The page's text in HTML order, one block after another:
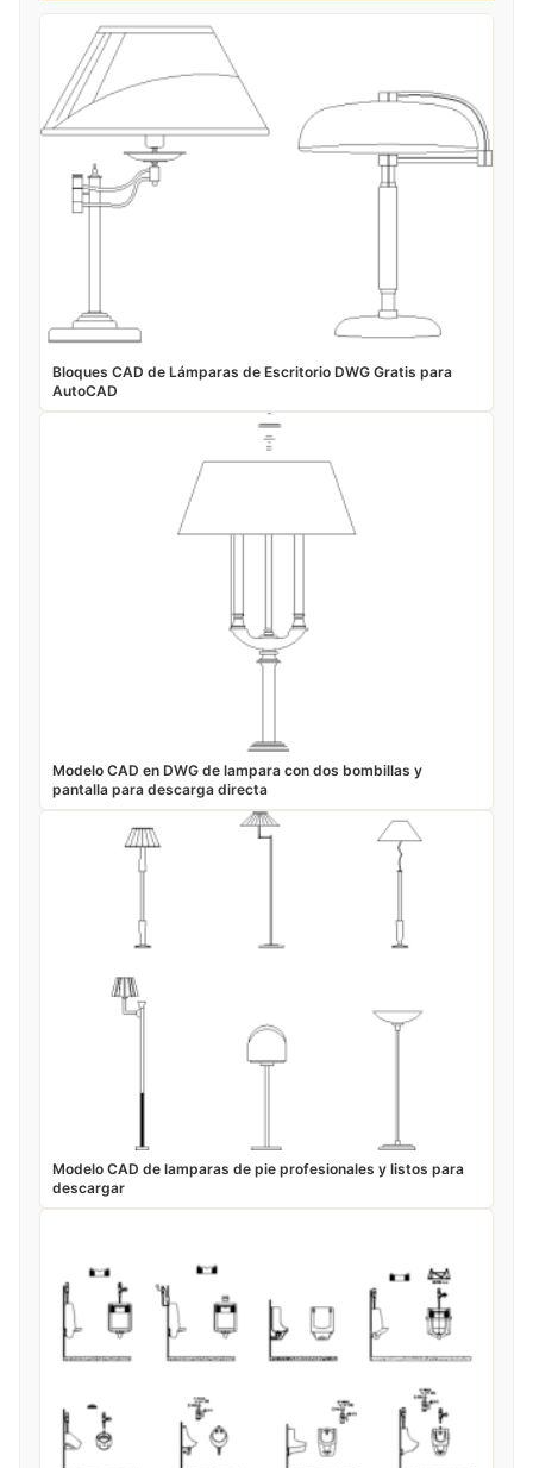
Bloques CAD de Lámparas de Escritorio DWG Gratis para
AutoCAD
Modelo CAD en DWG de lampara con dos bombillas y
pantalla para descarga directa
Modelo CAD de lamparas de pie profesionales y listos para
descargar